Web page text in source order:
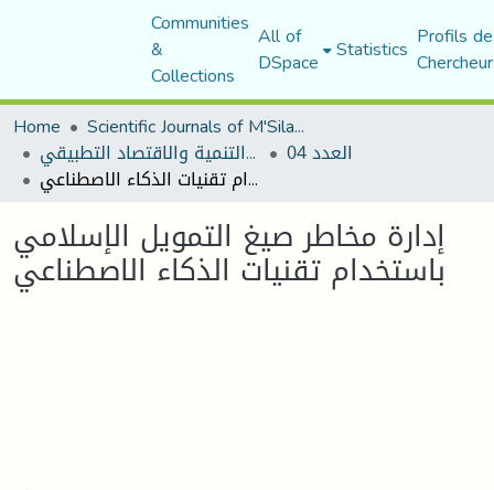
Communities
&
Collections
All of
DSpace Statistics Profils
Home
Scientific Journals of M'Sila University
مجلة التنمية والاقتصاد التطبيقي العدد 04
إدارة مخاطر صيغ التمويل الإسلامي باستخدام تقنيات الذكاء الاصطناعي
إدارة مخاطر صيغ التمويل الإسلامي
باستخدام تقنيات الذكاء الاصطناعي